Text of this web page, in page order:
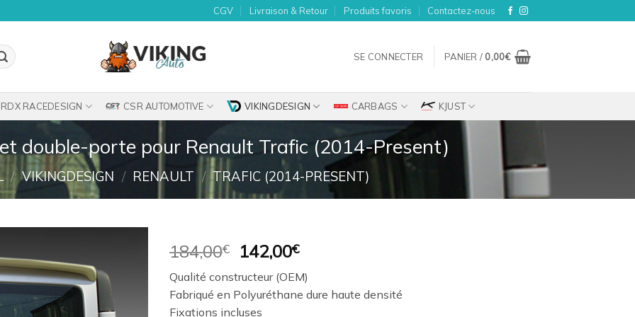
CGV Livraison & Retour Produits favoris Contactez-nous
SE CONNECTER PANIER / 0,00€
RDX RACEDESIGN CSR AUTOMOTIVE VIKINGDESIGN CARBAGS KJUST
double-porte pour Renault Trafic (2014-Present)
/ VIKINGDESIGN / RENAULT / TRAFIC (2014-PRESENT)
Ajouter
184,00€
Le
initial
était :
142,00€Le
actuel
est :
Qualité constructeur (OEM)
Fabriqué en Polyuréthane dure haute densité
Fixations incluses